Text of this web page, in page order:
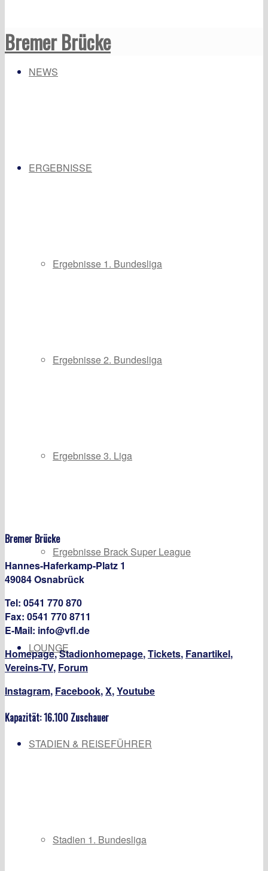
NEWS
ERGEBNISSE
Ergebnisse 1. Bundesliga
Ergebnisse 2. Bundesliga
Ergebnisse 3. Liga
Ergebnisse Brack Super League
LOUNGE
STADIEN & REISEFÜHRER
Stadien 1. Bundesliga
Bremer Brücke
Bremer Brücke
Hannes-Haferkamp-Platz 1
49084 Osnabrück
Tel: 0541 770 870
Fax: 0541 770 8711
E-Mail: info@vfl.de
Homepage,Stadionhomepage,Tickets, Fanartikel,
Vereins-TV, Forum
Instagram, Facebook,X,Youtube
Kapazität: 16.100 Zuschauer